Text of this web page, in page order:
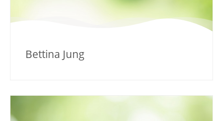
Bettina Jung